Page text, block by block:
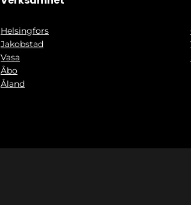
Helsingfors
Jakobstad
Vasa
Åbo
Åland